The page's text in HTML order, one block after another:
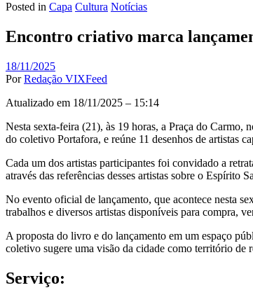
Posted in Capa Cultura Notícias
Encontro criativo marca
18/11/2025
Por Redação VIXFeed
Atualizado em 18/11/2025 – 15:14
Nesta sexta-feira (21), às 19 horas, a Praça do
do coletivo Portafora, e reúne 11 desenhos de artistas
Cada um dos artistas participantes foi convidado a
através das referências desses artistas sobre o Espírito
No evento oficial de lançamento, que acontece nesta
trabalhos e diversos artistas disponíveis para compra,
A proposta do livro e do lançamento em um espaço
coletivo sugere uma visão da cidade como território de
Serviço: